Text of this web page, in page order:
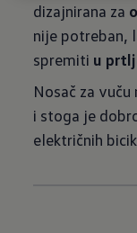
dizajnirana za
nije potreban,
spremiti u
Nosač za vuču
i stoga je
električnih